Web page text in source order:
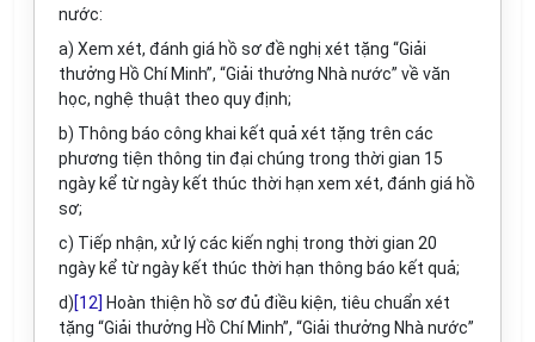
nước:
a) Xem xét, đánh giá hồ sơ đề nghị xét tặng “Giải
thưởng Hồ Chí Minh”, “Giải thưởng Nhà nước” về văn
học, nghệ thuật theo quy định;
b) Thông báo công khai kết quả xét tặng trên các
phương tiện thông tin đại chúng trong thời gian 15
ngày kể từ ngày kết thúc thời hạn xem xét, đánh giá hồ
sơ;
c) Tiếp nhận, xử lý các kiến nghị trong thời gian 20
ngày kể từ ngày kết thúc thời hạn thông báo kết quả;
d)[12] Hoàn thiện hồ sơ đủ điều kiện, tiêu chuẩn xét
tặng “Giải thưởng Hồ Chí Minh”, “Giải thưởng Nhà nước”